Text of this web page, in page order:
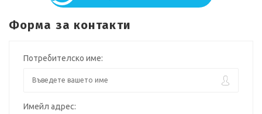
Форма за контакти
Потребителско име:
Имейл адрес: